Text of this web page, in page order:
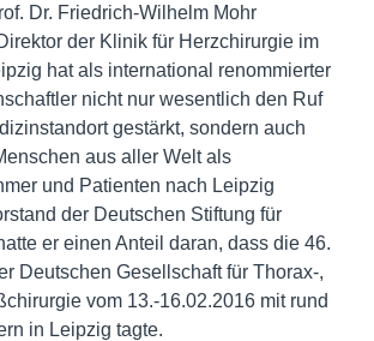
Dr. Friedrich-Wilhelm Mohr
der Klinik für Herzchirurgie im
hat als international renommierter
nicht nur wesentlich den Ruf
gestärkt, sondern auch
aus aller Welt als
und Patienten nach Leipzig
der Deutschen Stiftung für
er einen Anteil daran, dass die 46.
Deutschen Gesellschaft für Thorax-,
vom 13.-16.02.2016 mit rund
in Leipzig tagte.